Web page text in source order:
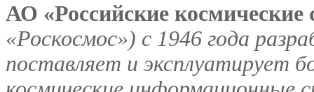
АО «Российские космические
«Роскосмос») с 1946 года
поставляет и эксплуатирует